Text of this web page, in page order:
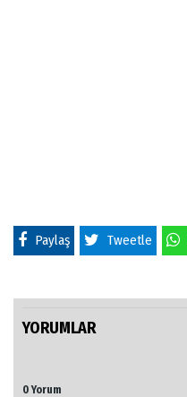
Paylaş Tweetle
YORUMLAR
0 Yorum